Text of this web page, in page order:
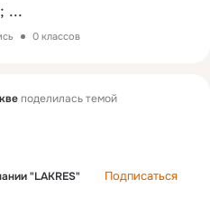
...
0 классов
поделилась темой
"LAKRES" Подписаться